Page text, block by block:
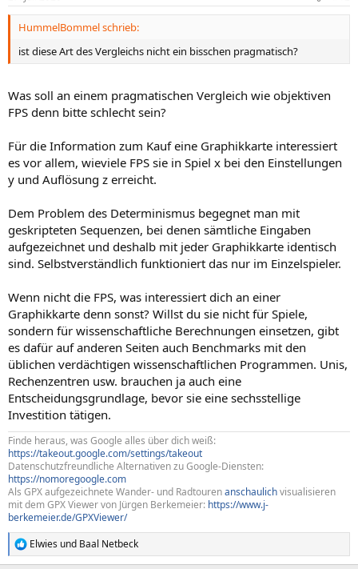
HummelBommel schrieb:
ist diese Art des Vergleichs nicht ein bisschen pragmatisch?
Was soll an einem pragmatischen Vergleich wie objektiven
FPS denn bitte schlecht sein?
Für die Information zum Kauf eine Graphikkarte interessiert
es vor allem, wieviele FPS sie in Spiel x bei den Einstellungen
y und Auflösung z erreicht.
Dem Problem des Determinismus begegnet man mit
geskripteten Sequenzen, bei denen sämtliche Eingaben
aufgezeichnet und deshalb mit jeder Graphikkarte identisch
sind. Selbstverständlich funktioniert das nur im Einzelspieler.
Wenn nicht die FPS, was interessiert dich an einer
Graphikkarte denn sonst? Willst du sie nicht für Spiele,
sondern für wissenschaftliche Berechnungen einsetzen, gibt
es dafür auf anderen Seiten auch Benchmarks mit den
üblichen verdächtigen wissenschaftlichen Programmen. Unis,
Rechenzentren usw. brauchen ja auch eine
Entscheidungsgrundlage, bevor sie eine sechsstellige
Investition tätigen.
Finde heraus, was Google alles über dich weiß:
https://takeout.google.com/settings/takeout
Datenschutzfreundliche Alternativen zu Google-Diensten:
https://nomoregoogle.com
Als GPX aufgezeichnete Wander- und Radtourenanschaulichvisualisieren
mit dem GPX Viewer von Jürgen Berkemeier: https://www.j-
berkemeier.de/GPXViewer/
R
e
Elwies und Baal Netbeck